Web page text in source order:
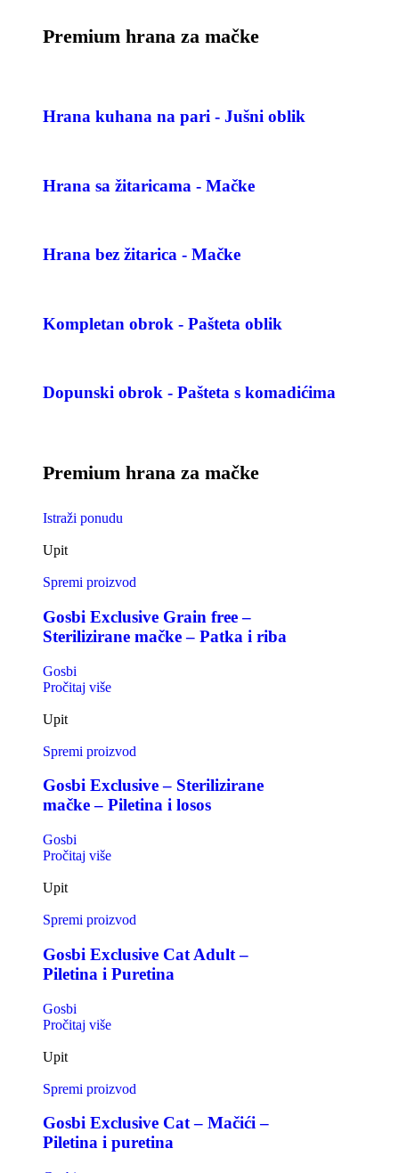
Premium hrana za mačke
Hrana kuhana na pari - Jušni oblik
Hrana sa žitaricama - Mačke
Hrana bez žitarica - Mačke
Kompletan obrok - Pašteta oblik
Dopunski obrok - Pašteta s komadićima
Premium hrana za mačke
Istraži ponudu
Upit
Spremi proizvod
Gosbi Exclusive Grain free –
Sterilizirane mačke – Patka i riba
Gosbi
Pročitaj više
Upit
Spremi proizvod
Gosbi Exclusive – Sterilizirane
mačke – Piletina i losos
Gosbi
Pročitaj više
Upit
Spremi proizvod
Gosbi Exclusive Cat Adult –
Piletina i Puretina
Gosbi
Pročitaj više
Upit
Spremi proizvod
Gosbi Exclusive Cat – Mačići –
Piletina i puretina